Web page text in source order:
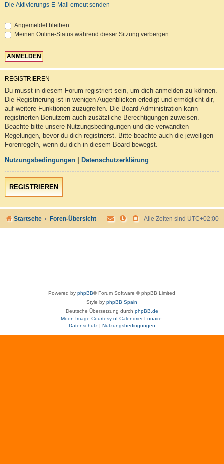
Die Aktivierungs-E-Mail erneut senden
Angemeldet bleiben
Meinen Online-Status während dieser Sitzung verbergen
REGISTRIEREN
Du musst in diesem Forum registriert sein, um dich anmelden zu können.
Die Registrierung ist in wenigen Augenblicken erledigt und ermöglicht dir,
auf weitere Funktionen zuzugreifen. Die Board-Administration kann
registrierten Benutzern auch zusätzliche Berechtigungen zuweisen.
Beachte bitte unsere Nutzungsbedingungen und die verwandten
Regelungen, bevor du dich registrierst. Bitte beachte auch die jeweiligen
Forenregeln, wenn du dich in diesem Board bewegst.
Nutzungsbedingungen Datenschutzerklärung
REGISTRIEREN
Startseite Foren-Übersicht Alle Zeiten sind UTC+02:00
Powered by phpBB® Forum Software © phpBB Limited
Style by phpBB Spain
Deutsche Übersetzung durch phpBB.de
Moon Image Courtesy of Calendrier Lunaire.
Datenschutz| Nutzungsbedingungen